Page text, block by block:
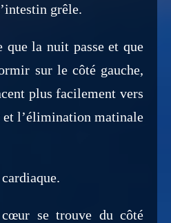
grêle.
que la nuit passe et que
sur le côté gauche,
plus facilement vers
et l’élimination matinale
se trouve du côté